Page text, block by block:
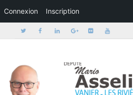
Connexion Inscription